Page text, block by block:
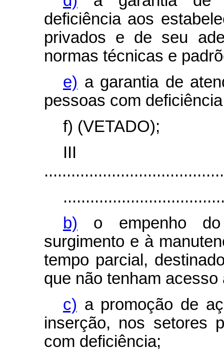
deficiência aos
privados e de seu
normas técnicas e
e) a garantia de
pessoas com
f) (VETADO);
b) o empenho
surgimento e à
tempo parcial,
que não tenham
c) a promoção de
inserção, nos setores
com deficiência;